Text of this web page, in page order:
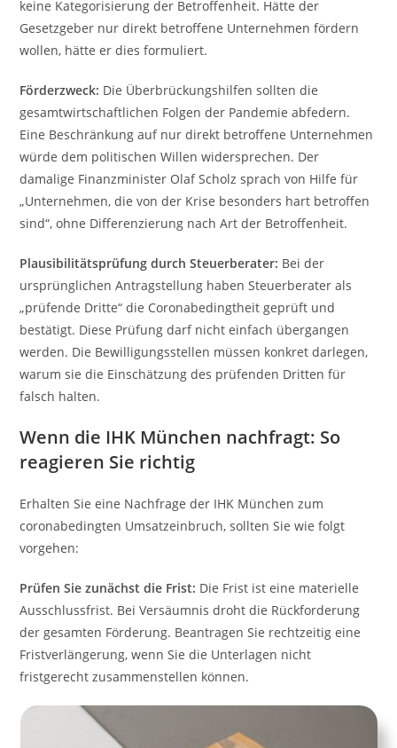
keine Kategorisierung der Betroffenheit. Hätte der
Gesetzgeber nur direkt betroffene Unternehmen fördern
wollen, hätte er dies formuliert.
Förderzweck: Die Überbrückungshilfen sollten die
gesamtwirtschaftlichen Folgen der Pandemie abfedern.
Eine Beschränkung auf nur direkt betroffene Unternehmen
würde dem politischen Willen widersprechen. Der
damalige Finanzminister Olaf Scholz sprach von Hilfe für
„Unternehmen, die von der Krise besonders hart betroffen
sind“, ohne Differenzierung nach Art der Betroffenheit.
Plausibilitätsprüfung durch Steuerberater: Bei der
ursprünglichen Antragstellung haben Steuerberater als
„prüfende Dritte“ die Coronabedingtheit geprüft und
bestätigt. Diese Prüfung darf nicht einfach übergangen
werden. Die Bewilligungsstellen müssen konkret darlegen,
warum sie die Einschätzung des prüfenden Dritten für
falsch halten.
Wenn die IHK München nachfragt: So
reagieren Sie richtig
Erhalten Sie eine Nachfrage der IHK München zum
coronabedingten Umsatzeinbruch, sollten Sie wie folgt
vorgehen:
Prüfen Sie zunächst die Frist: Die Frist ist eine materielle
Ausschlussfrist. Bei Versäumnis droht die Rückforderung
der gesamten Förderung. Beantragen Sie rechtzeitig eine
Fristverlängerung, wenn Sie die Unterlagen nicht
fristgerecht zusammenstellen können.